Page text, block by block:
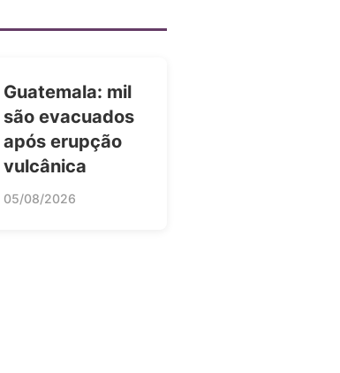
Guatemala: mil
são evacuados
após erupção
vulcânica
05/08/2026